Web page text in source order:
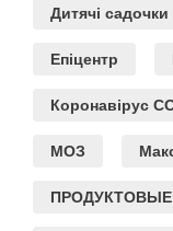
Дитячі
Епіцентр
Коронавірус
МОЗ